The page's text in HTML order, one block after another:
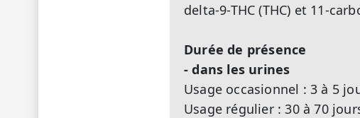
delta-9-THC (THC) et 11-
Durée de présence
- dans les urines
Usage occasionnel : 3 à 5
Usage régulier : 30 à 70